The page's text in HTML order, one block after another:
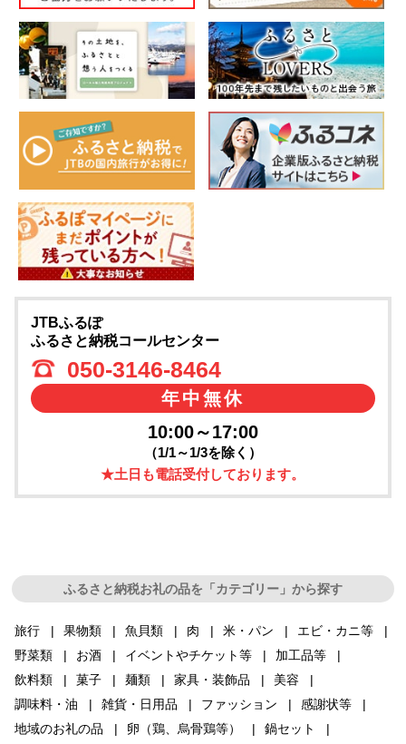
JTBふるぽ
ふるさと納税コールセンター
050-3146-8464
年中無休
10:00～17:00
（1/1～1/3を除く）
★土日も電話受付しております。
ふるさと納税お礼の品を「カテゴリー」から探す
旅行 果物類 魚貝類 肉 米・パン
エビ・カニ等
野菜類
お酒 イベントやチケット等
加工品等
飲料類
菓子 麺類 家具・装飾品
美容
調味料・油
雑貨・日用品 ファッション
感謝状等
地域のお礼の品
卵（鶏、烏骨鶏等）
鍋セット